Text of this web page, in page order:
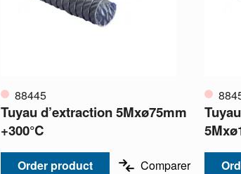
88445
Tuyau d’extraction 5Mxø75mm
+300°C
Order product Comparer